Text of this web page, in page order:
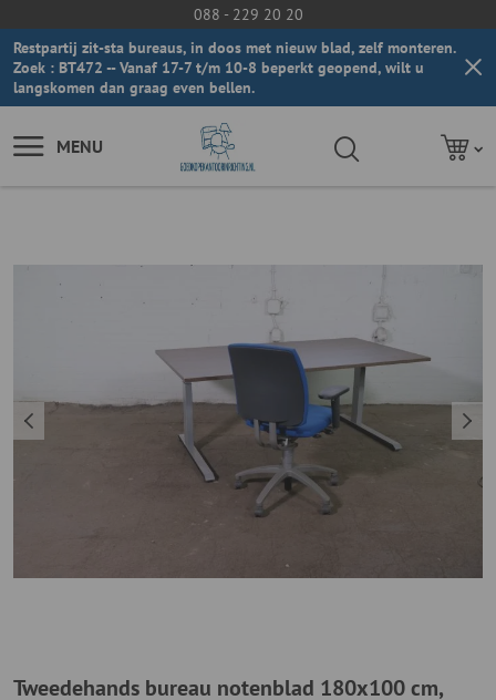
088 - 229 20 20
Restpartij zit-sta bureaus, in doos met nieuw blad, zelf monteren.
Zoek : BT472 -- Vanaf 17-7 t/m 10-8 beperkt geopend, wilt u
langskomen dan graag even bellen.
MENU
Tweedehands bureau notenblad 180x100 cm,